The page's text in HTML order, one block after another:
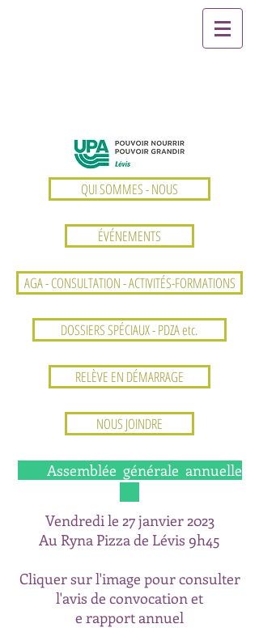
QUI SOMMES - NOUS
ÉVÉNEMENTS
AGA - CONSULTATION - ACTIVITÉS-FORMATIONS
DOSSIERS SPÉCIAUX - PDZA etc.
RELÈVE EN DÉMARRAGE
NOUS JOINDRE
Assemblée générale annuelle
Vendredi le 27 janvier 2023
Au Ryna Pizza de Lévis 9h45
Cliquer sur l'image pour consulter
l'avis de convocation et
e rapport annuel